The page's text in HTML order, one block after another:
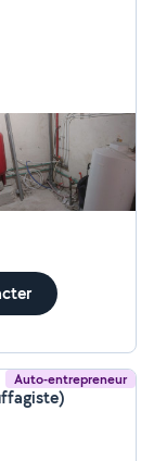
sur Lyon et la
Auto-entrepreneur